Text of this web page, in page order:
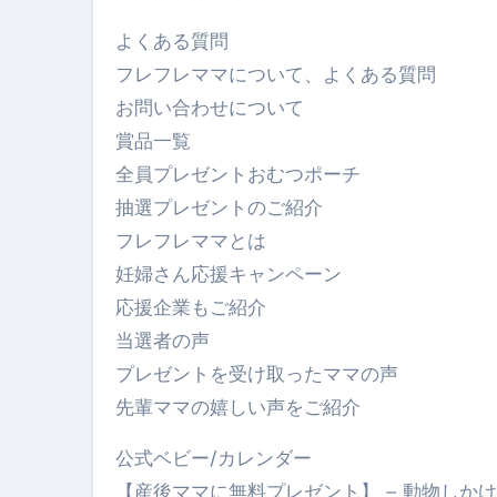
よくある質問
フレフレママについて、よくある質問
お問い合わせについて
賞品一覧
全員プレゼントおむつポーチ
抽選プレゼントのご紹介
フレフレママとは
妊婦さん応援キャンペーン
応援企業もご紹介
当選者の声
プレゼントを受け取ったママの声
先輩ママの嬉しい声をご紹介
公式ベビー/カレンダー
【産後ママに無料プレゼント】 – 動物しか